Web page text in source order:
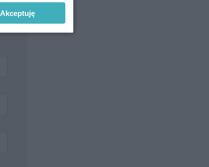
Akceptuję